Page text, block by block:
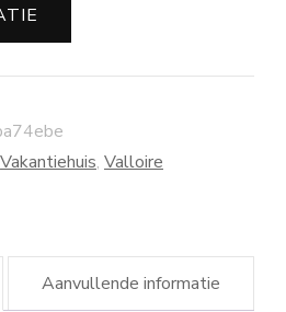
Vakantiehuis, Valloire
Aanvullende informatie